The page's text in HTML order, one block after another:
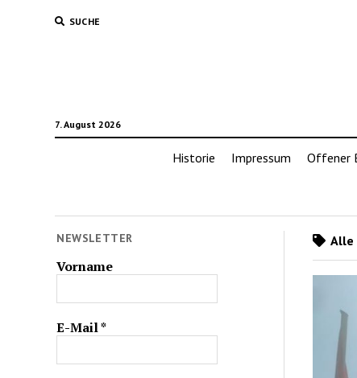
SUCHE
7. August 2026
Historie Impressum Offener
NEWSLETTER
Vorname
E-Mail*
Alle